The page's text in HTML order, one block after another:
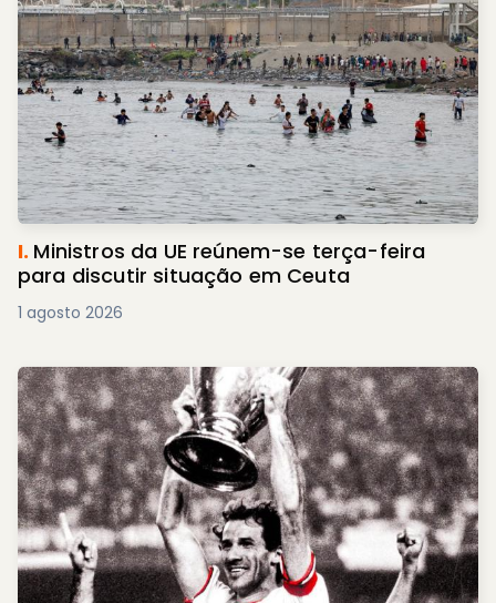
I. Ministros da UE reúnem-se terça-feira
para discutir situação em Ceuta
1 agosto 2026